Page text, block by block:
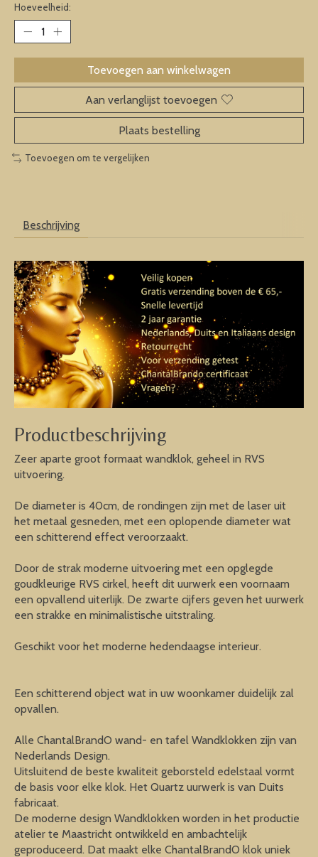
Hoeveelheid:
Toevoegen aan winkelwagen
Aan verlanglijst toevoegen
Plaats bestelling
Toevoegen om te vergelijken
Beschrijving
Productbeschrijving
Zeer aparte groot formaat wandklok, geheel in RVS
uitvoering.
De diameter is 40cm, de rondingen zijn met de laser uit
het metaal gesneden, met een oplopende diameter wat
een schitterend effect veroorzaakt.
Door de strak moderne uitvoering met een opglegde
goudkleurige RVS cirkel, heeft dit uurwerk een voornaam
een opvallend uiterlijk. De zwarte cijfers geven het uurwerk
een strakke en minimalistische uitstraling.
Geschikt voor het moderne hedendaagse interieur.
Een schitterend object wat in uw woonkamer duidelijk zal
opvallen.
Alle ChantalBrandO wand- en tafel Wandklokken zijn van
Nederlands Design.
Uitsluitend de beste kwaliteit geborsteld edelstaal vormt
de basis voor elke klok. Het Quartz uurwerk is van Duits
fabricaat.
De moderne design Wandklokken worden in het productie
atelier te Maastricht ontwikkeld en ambachtelijk
geproduceerd. Dat maakt elke ChantalBrandO klok uniek